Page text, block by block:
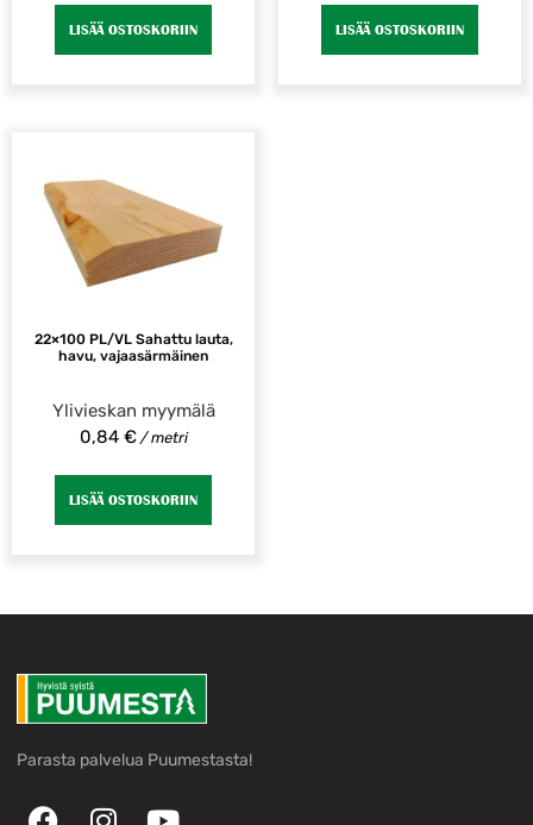
LISÄÄ OSTOSKORIIN LISÄÄ OSTOSKORIIN
22×100 PL/VL Sahattu lauta,
havu, vajaasärmäinen
Ylivieskan myymälä
0,84 €/ metri
LISÄÄ OSTOSKORIIN
Parasta palvelua Puumestasta!